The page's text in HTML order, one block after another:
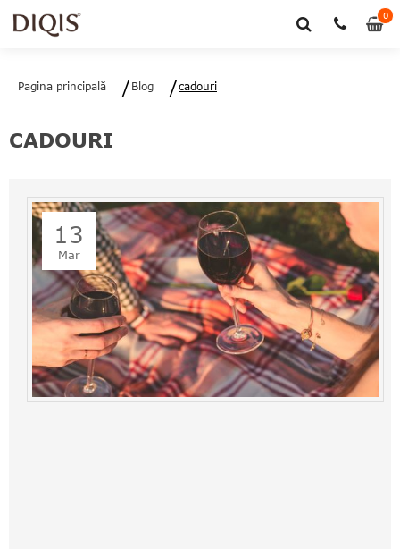
00
Pagina principală Blog cadouri
CADOURI
13
Mar